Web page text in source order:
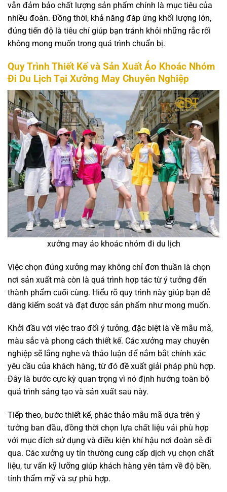
vẫn đảm bảo chất lượng sản phẩm chính là mục tiêu của
nhiều đoàn. Đồng thời, khả năng đáp ứng khối lượng lớn,
đúng tiến độ là tiêu chí giúp bạn tránh khỏi những rắc rối
không mong muốn trong quá trình chuẩn bị.
Quy Trình Thiết Kế và Sản Xuất Áo Khoác Nhóm
Đi Du Lịch Tại Xưởng May Chuyên Nghiệp
xưởng may áo khoác nhóm đi du lịch
Việc chọn đúng xưởng may không chỉ đơn thuần là chọn
nơi sản xuất mà còn là quá trình hợp tác từ ý tưởng đến
thành phẩm cuối cùng. Hiểu rõ quy trình này giúp bạn dễ
dàng kiểm soát và đạt được sản phẩm như mong muốn.
Khởi đầu với việc trao đổi ý tưởng, đặc biệt là về mẫu mã,
màu sắc và phong cách thiết kế. Các xưởng may chuyên
nghiệp sẽ lắng nghe và thảo luận để nắm bắt chính xác
yêu cầu của khách hàng, từ đó đề xuất giải pháp phù hợp.
Đây là bước cực kỳ quan trọng vì nó định hướng toàn bộ
quá trình sáng tạo và sản xuất sau này.
Tiếp theo, bước thiết kế, phác thảo mẫu mã dựa trên ý
tưởng ban đầu, đồng thời chọn lựa chất liệu vải phù hợp
với mục đích sử dụng và điều kiện khí hậu nơi đoàn sẽ đi
qua. Các xưởng uy tín thường cung cấp dịch vụ chọn chất
liệu, tư vấn kỹ lưỡng giúp khách hàng yên tâm về độ bền,
tính thẩm mỹ và sự phù hợp.